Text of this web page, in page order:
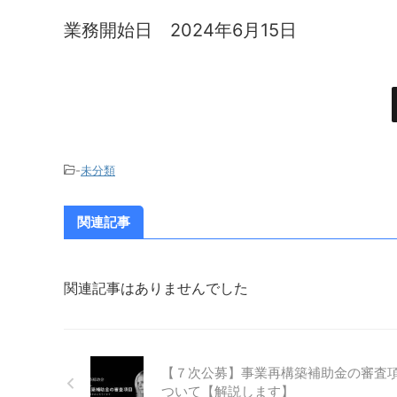
業務開始日 2024年6月15日
-未分類
関連記事
関連記事はありませんでした
【７次公募】事業再構築補助金の審査
ついて【解説します】